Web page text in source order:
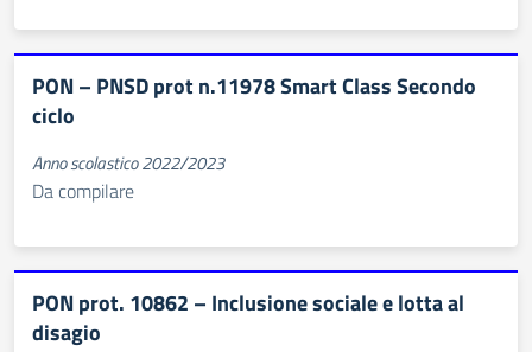
PON – PNSD prot n.11978 Smart Class Secondo
ciclo
Anno scolastico 2022/2023
Da compilare
PON prot. 10862 – Inclusione sociale e lotta al
disagio